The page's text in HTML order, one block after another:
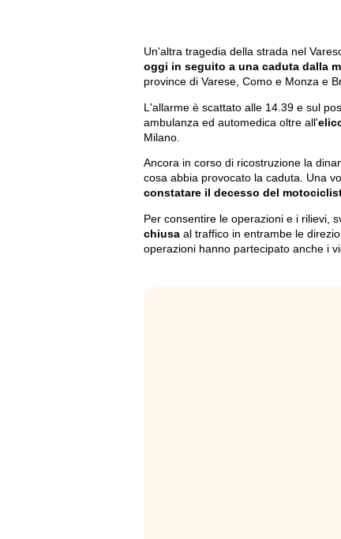
Un'altra tragedia della strada nel
oggi in seguito a una caduta dalla
province di Varese, Como e Monza e
L'allarme è scattato alle 14.39 e sul
ambulanza ed automedica oltre all'
Milano.
Ancora in corso di ricostruzione la
cosa abbia provocato la caduta. Una
constatare il decesso del
Per consentire le operazioni e i rilievi,
chiusa al traffico in entrambe le
operazioni hanno partecipato anche i